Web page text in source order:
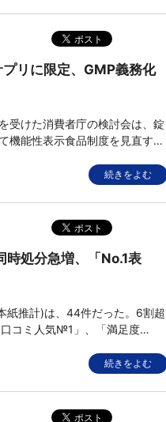
リに限定、GMP義務化
受けた消費者庁の検討会は、錠
機能性表示食品制度を見直す方
供のあり方に絞る。 &nbsp;
続きをよむ
処分急増、「No.1表
推計)は、44件だった。6割超
コミ人気№1」、「満足度
続きをよむ